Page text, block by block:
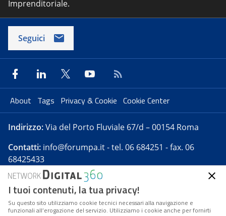
Imprenditoriale.
Seguici
About Tags Privacy & Cookie Cookie Center
Indirizzo:Via del Porto Fluviale 67/d – 00154 Roma
Contatti: info@forumpa.it- tel. 06 684251 - fax. 06
68425433
Forumpa.itè una pubblicazione telematica iscritta
presso Registro della stampa del Tribunale di Roma -
Reg. n. 182 del 2 maggio 2008 - Direttore resp. Michela
I tuoi contenuti, la tua privacy!
Su questo sito utilizziamo cookie tecnici necessari alla navigazione e
funzionali all’erogazione del servizio. Utilizziamo i cookie anche per fornirti